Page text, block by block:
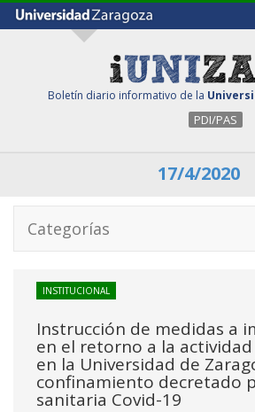
Boletín diario informativo de la
PDI/PAS
17/4/2020
Categorías
INSTITUCIONAL
Instrucción de medidas a
en el retorno a la
en la Universidad de
confinamiento decretado
sanitaria Covid-19